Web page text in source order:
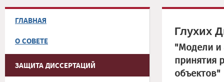
ГЛАВНАЯ
О СОВЕТЕ
ЗАЩИТА ДИССЕРТАЦИЙ
Глухих
"Модели и
принятия
объектов"